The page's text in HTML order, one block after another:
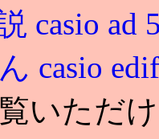
casio ad
casio
いただ